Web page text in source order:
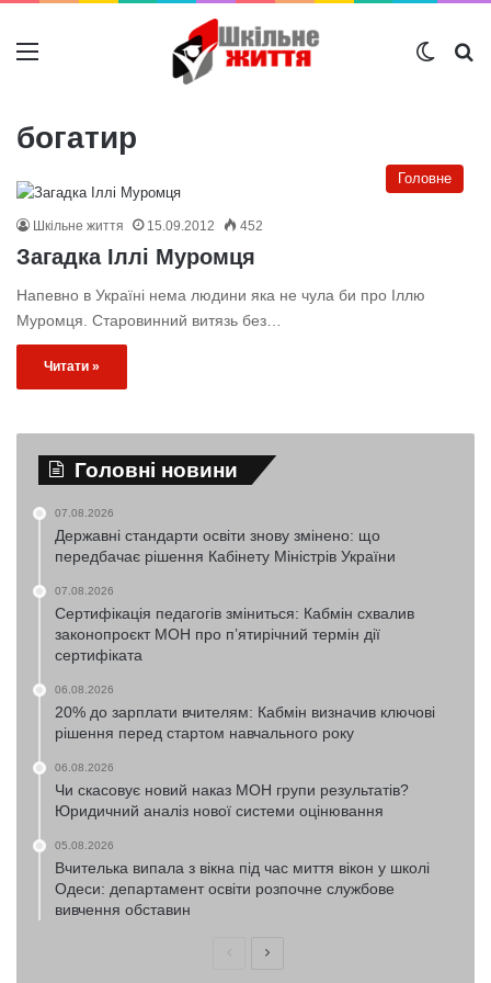
Меню
богатир
Головне
Шкільне життя 15.09.2012 452
Загадка Іллі Муромця
Напевно в Україні нема людини яка не чула би про Іллю
Муромця. Старовинний витязь без…
Читати »
Головні новини
07.08.2026
Державні стандарти освіти знову змінено: що
передбачає рішення Кабінету Міністрів України
07.08.2026
Сертифікація педагогів зміниться: Кабмін схвалив
законопроєкт МОН про п’ятирічний термін дії
сертифіката
06.08.2026
20% до зарплати вчителям: Кабмін визначив ключові
рішення перед стартом навчального року
06.08.2026
Чи скасовує новий наказ МОН групи результатів?
Юридичний аналіз нової системи оцінювання
05.08.2026
Вчителька випала з вікна під час миття вікон у школі
Одеси: департамент освіти розпочне службове
вивчення обставин
ПопередняНаступна